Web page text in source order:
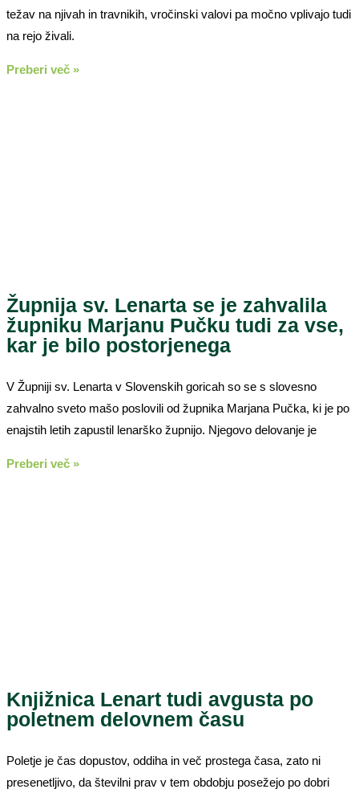
težav na njivah in travnikih, vročinski valovi pa močno vplivajo tudi
na rejo živali.
Preberi več »
Župnija sv. Lenarta se je zahvalila
župniku Marjanu Pučku tudi za vse,
kar je bilo postorjenega
V Župniji sv. Lenarta v Slovenskih goricah so se s slovesno
zahvalno sveto mašo poslovili od župnika Marjana Pučka, ki je po
enajstih letih zapustil lenarško župnijo. Njegovo delovanje je
Preberi več »
Knjižnica Lenart tudi avgusta po
poletnem delovnem času
Poletje je čas dopustov, oddiha in več prostega časa, zato ni
presenetljivo, da številni prav v tem obdobju posežejo po dobri